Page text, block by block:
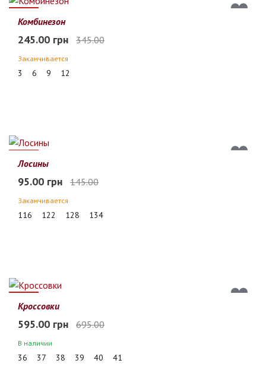
29%
Комбинезон
245.00 грн 345.00
Заканчивается
3 6 9 12
34%
Лосины
95.00 грн 145.00
Заканчивается
116 122 128 134
14%
Кроссовки
595.00 грн 695.00
В наличии
36 37 38 39 40 41